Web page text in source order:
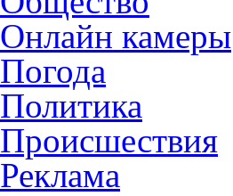
Онлайн камеры
Погода
Политика
Происшествия
Реклама